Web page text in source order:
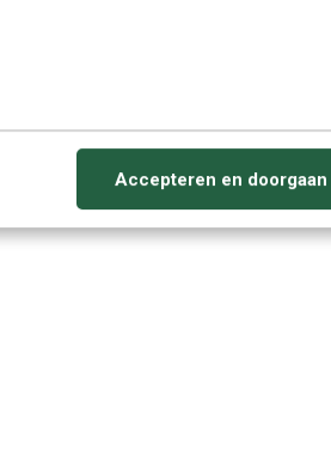
Accepteren en doorgaan